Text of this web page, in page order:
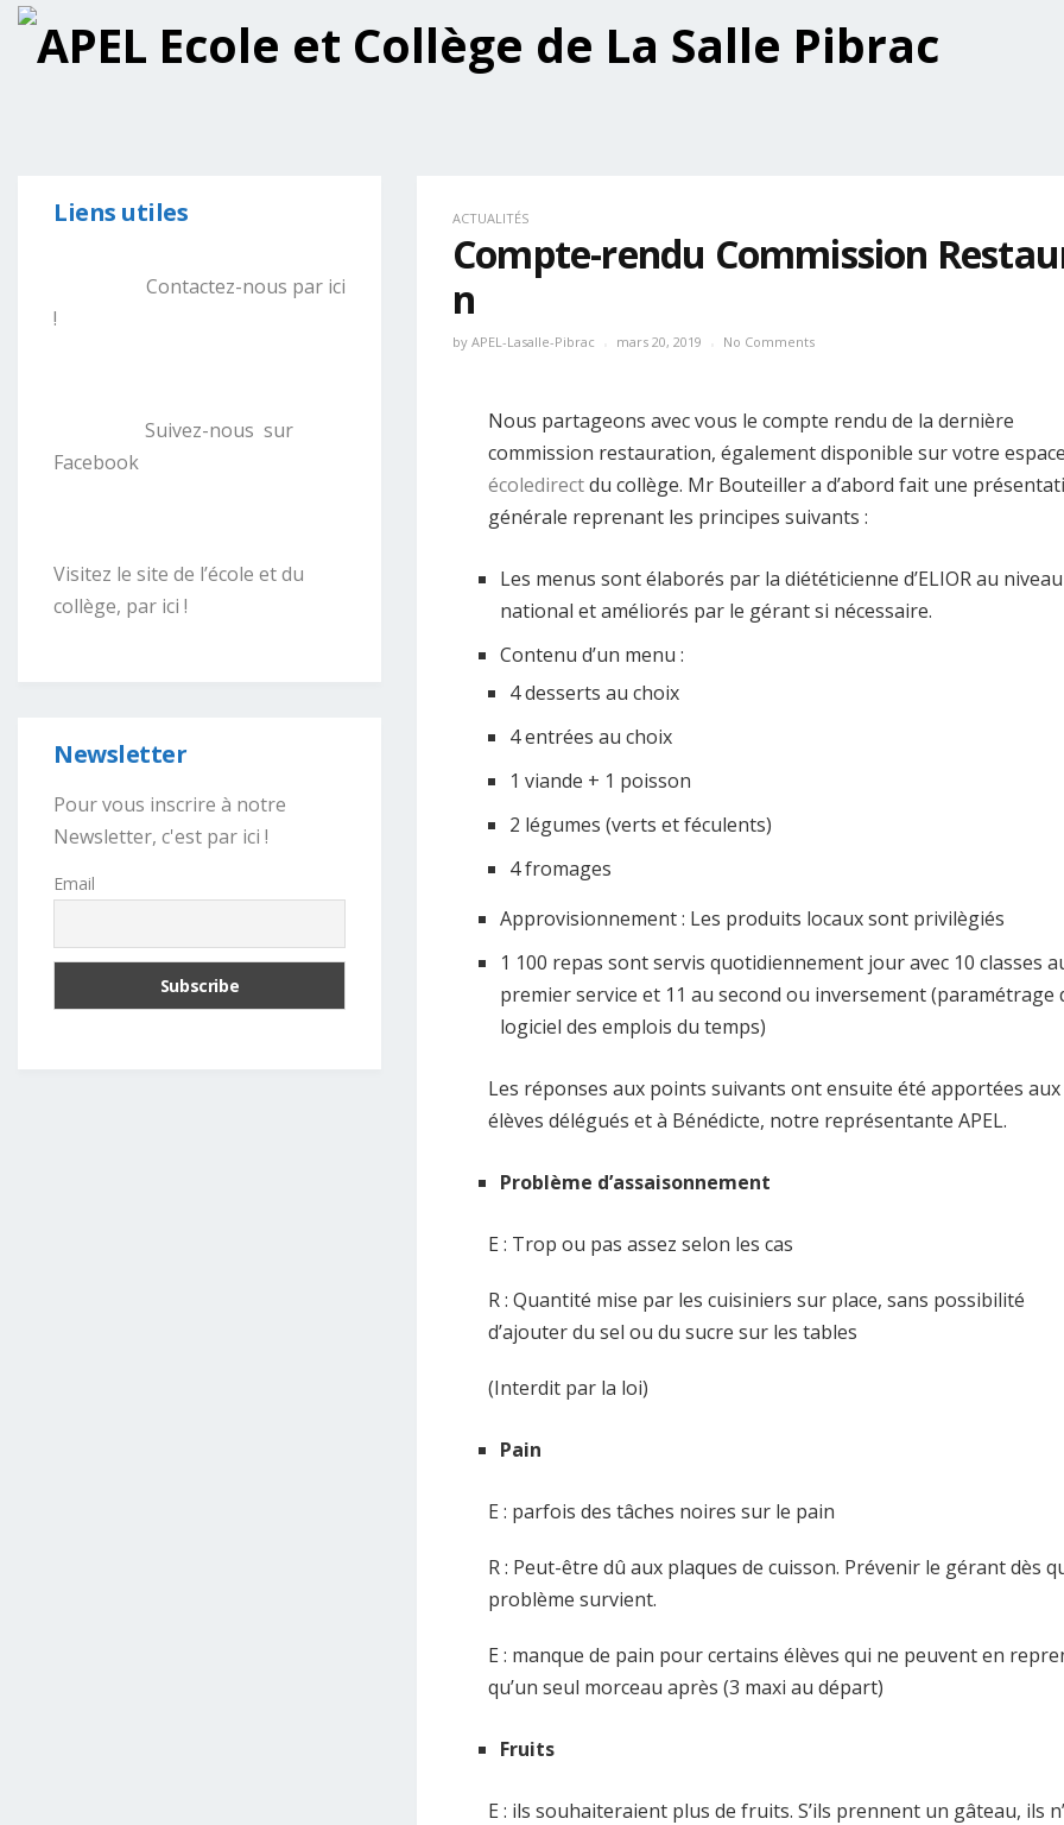
Liens utiles
Contactez-nous par ici
!
Suivez-nous sur
Facebook
Visitez le site de l’école et du
collège, par ici !
Newsletter
Pour vous inscrire à notre
Newsletter, c'est par ici !
Email
ACTUALITÉS
Compte-rendu Commission
n
by APEL-Lasalle-Pibrac mars 20, 2019 No Comments
Nous partageons avec vous le compte rendu de la dernière
commission restauration, également disponible sur votre espace
écoledirectdu collège. Mr Bouteiller a d’abord fait une
générale reprenant les principes suivants :
Les menus sont élaborés par la diététicienne d’ELIOR au niveau
national et améliorés par le gérant si nécessaire.
Contenu d’un menu :
4 desserts au choix
4 entrées au choix
1 viande + 1 poisson
2 légumes (verts et féculents)
4 fromages
Approvisionnement : Les produits locaux sont privilègiés
1 100 repas sont servis quotidiennement jour avec 10 classes
premier service et 11 au second ou inversement (paramétrage
logiciel des emplois du temps)
Les réponses aux points suivants ont ensuite été apportées aux
élèves délégués et à Bénédicte, notre représentante APEL.
Problème d’assaisonnement
E : Trop ou pas assez selon les cas
R : Quantité mise par les cuisiniers sur place, sans possibilité
d’ajouter du sel ou du sucre sur les tables
(Interdit par la loi)
Pain
E : parfois des tâches noires sur le pain
R : Peut-être dû aux plaques de cuisson. Prévenir le gérant dès
problème survient.
E : manque de pain pour certains élèves qui ne peuvent en
qu’un seul morceau après (3 maxi au départ)
Fruits
E : ils souhaiteraient plus de fruits. S’ils prennent un gâteau, ils